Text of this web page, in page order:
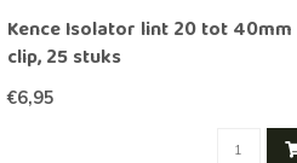
Kence Isolator lint 20 tot 40mm
clip, 25 stuks
€6,95